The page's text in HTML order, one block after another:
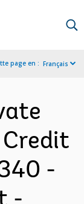
page en : Français
-